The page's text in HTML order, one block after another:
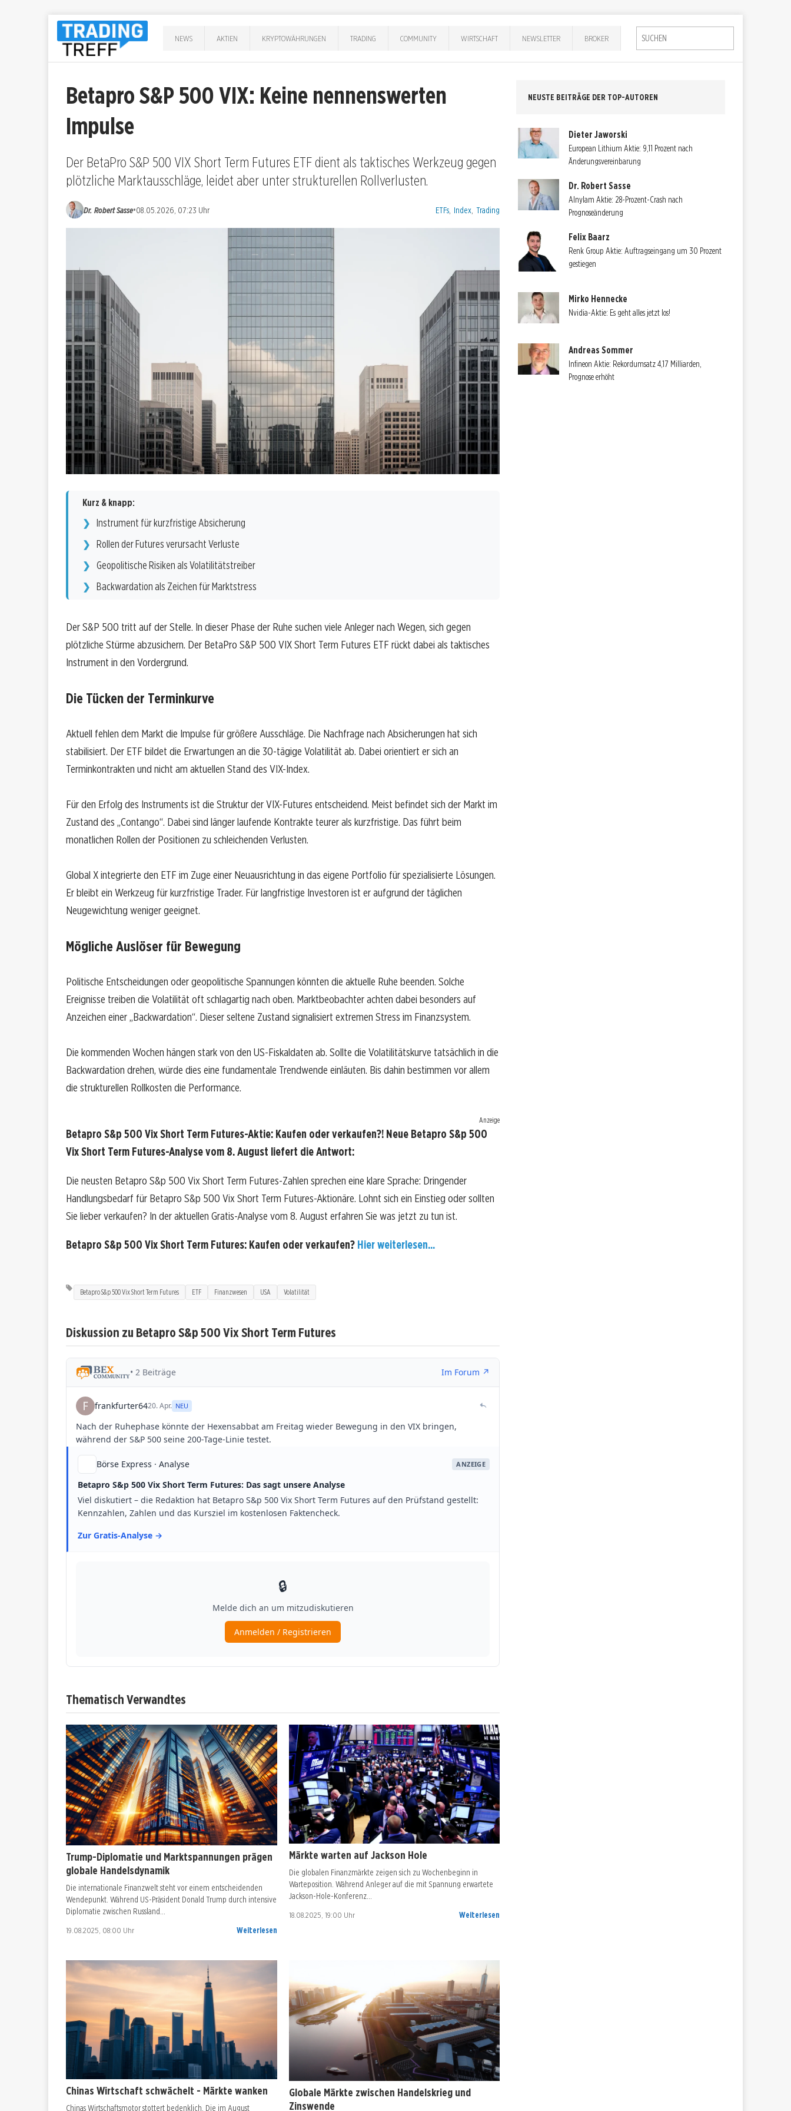
NEWS AKTIEN KRYPTOWÄHRUNGEN TRADING COMMUNITY WIRTSCHAFT NEWSLETTER BROKER
Betapro S&P 500 VIX: Keine nennenswerten
Impulse
Der BetaPro S&P 500 VIX Short Term Futures ETF dient als taktisches Werkzeug gegen
plötzliche Marktausschläge, leidet aber unter strukturellen Rollverlusten.
Dr. Robert Sasse•08.05.2026, 07:23 Uhr Kategorien:
ETFs Index Trading
Kurz & knapp:
Instrument für kurzfristige Absicherung
Rollen der Futures verursacht Verluste
Geopolitische Risiken als Volatilitätstreiber
Backwardation als Zeichen für Marktstress
Der S&P 500 tritt auf der Stelle. In dieser Phase der Ruhe suchen viele Anleger nach Wegen, sich gegen
plötzliche Stürme abzusichern. Der BetaPro S&P 500 VIX Short Term Futures ETF rückt dabei als taktisches
Instrument in den Vordergrund.
Die Tücken der Terminkurve
Aktuell fehlen dem Markt die Impulse für größere Ausschläge. Die Nachfrage nach Absicherungen hat sich
stabilisiert. Der ETF bildet die Erwartungen an die 30-tägige Volatilität ab. Dabei orientiert er sich an
Terminkontrakten und nicht am aktuellen Stand des VIX-Index.
Für den Erfolg des Instruments ist die Struktur der VIX-Futures entscheidend. Meist befindet sich der Markt im
Zustand des „Contango“. Dabei sind länger laufende Kontrakte teurer als kurzfristige. Das führt beim
monatlichen Rollen der Positionen zu schleichenden Verlusten.
Global X integrierte den ETF im Zuge einer Neuausrichtung in das eigene Portfolio für spezialisierte Lösungen.
Er bleibt ein Werkzeug für kurzfristige Trader. Für langfristige Investoren ist er aufgrund der täglichen
Neugewichtung weniger geeignet.
Mögliche Auslöser für Bewegung
Politische Entscheidungen oder geopolitische Spannungen könnten die aktuelle Ruhe beenden. Solche
Ereignisse treiben die Volatilität oft schlagartig nach oben. Marktbeobachter achten dabei besonders auf
Anzeichen einer „Backwardation“. Dieser seltene Zustand signalisiert extremen Stress im Finanzsystem.
Die kommenden Wochen hängen stark von den US-Fiskaldaten ab. Sollte die Volatilitätskurve tatsächlich in die
Backwardation drehen, würde dies eine fundamentale Trendwende einläuten. Bis dahin bestimmen vor allem
die strukturellen Rollkosten die Performance.
Anzeige
Betapro S&p 500 Vix Short Term Futures-Aktie: Kaufen oder verkaufen?! Neue Betapro S&p 500
Vix Short Term Futures-Analyse vom 8. August liefert die Antwort:
Die neusten Betapro S&p 500 Vix Short Term Futures-Zahlen sprechen eine klare Sprache: Dringender
Handlungsbedarf für Betapro S&p 500 Vix Short Term Futures-Aktionäre. Lohnt sich ein Einstieg oder sollten
Sie lieber verkaufen? In der aktuellen Gratis-Analyse vom 8. August erfahren Sie was jetzt zu tun ist.
Betapro S&p 500 Vix Short Term Futures: Kaufen oder verkaufen? Hier weiterlesen...
Betapro S&p 500 Vix Short Term Futures ETF Finanzwesen USA Volatilität
Diskussion zu Betapro S&p 500 Vix Short Term Futures
Thematisch Verwandtes
Trump-Diplomatie und Marktspannungen prägen
globale Handelsdynamik
Die internationale Finanzwelt steht vor einem entscheidenden
Wendepunkt. Während US-Präsident Donald Trump durch intensive
Diplomatie zwischen Russland…
19.08.2025, 08:00 Uhr Weiterlesen
Märkte warten auf Jackson Hole
Die globalen Finanzmärkte zeigen sich zu Wochenbeginn in
Warteposition. Während Anleger auf die mit Spannung erwartete
Jackson-Hole-Konferenz…
18.08.2025, 19:00 Uhr Weiterlesen
Chinas Wirtschaft schwächelt - Märkte wanken
Chinas Wirtschaftsmotor stottert bedenklich. Die im August
Globale Märkte zwischen Handelskrieg und
Zinswende
NEUSTE BEITRÄGE DER TOP-AUTOREN
Dieter Jaworski
European Lithium Aktie: 9,11 Prozent nach
Änderungsvereinbarung
Dr. Robert Sasse
Alnylam Aktie: 28-Prozent-Crash nach
Prognoseänderung
Felix Baarz
Renk Group Aktie: Auftragseingang um 30 Prozent
gestiegen
Mirko Hennecke
Nvidia-Aktie: Es geht alles jetzt los!
Andreas Sommer
Infineon Aktie: Rekordumsatz 4,17 Milliarden,
Prognose erhöht